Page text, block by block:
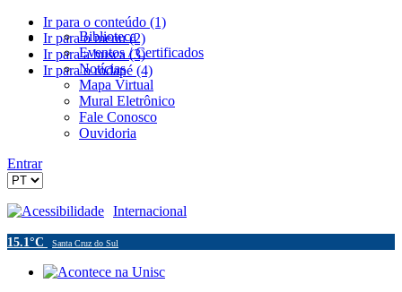
Ir para o conteúdo (1)
Ir para o menu (2)
Ir para a busca (3)
Ir para o rodapé (4)
Biblioteca
Eventos / Certificados
Notícias
Mapa Virtual
Mural Eletrônico
Fale Conosco
Ouvidoria
Entrar
Acessibilidade Internacional
15.1°C Santa Cruz do Sul